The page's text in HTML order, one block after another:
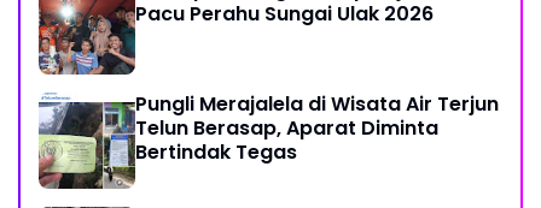
Pacu Perahu Sungai Ulak 2026
Pungli Merajalela di Wisata Air Terjun
Telun Berasap, Aparat Diminta
Bertindak Tegas